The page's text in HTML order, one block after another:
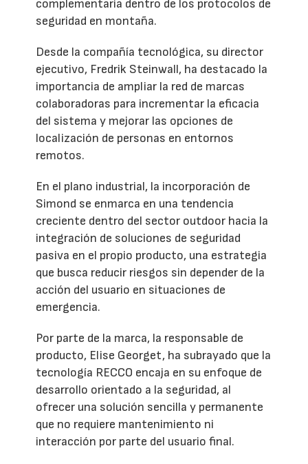
complementaria dentro de los protocolos de
seguridad en montaña.
Desde la compañía tecnológica, su director
ejecutivo, Fredrik Steinwall, ha destacado la
importancia de ampliar la red de marcas
colaboradoras para incrementar la eficacia
del sistema y mejorar las opciones de
localización de personas en entornos
remotos.
En el plano industrial, la incorporación de
Simond se enmarca en una tendencia
creciente dentro del sector outdoor hacia la
integración de soluciones de seguridad
pasiva en el propio producto, una estrategia
que busca reducir riesgos sin depender de la
acción del usuario en situaciones de
emergencia.
Por parte de la marca, la responsable de
producto, Elise Georget, ha subrayado que la
tecnología RECCO encaja en su enfoque de
desarrollo orientado a la seguridad, al
ofrecer una solución sencilla y permanente
que no requiere mantenimiento ni
interacción por parte del usuario final.